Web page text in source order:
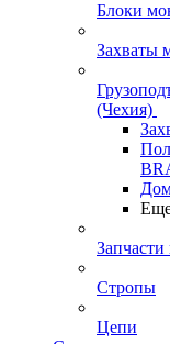
Блоки
Захваты
(Чехия)
Стропы
Цепи